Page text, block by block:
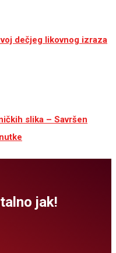
dečjeg likovnog izraza
slika – Savršen
jak!